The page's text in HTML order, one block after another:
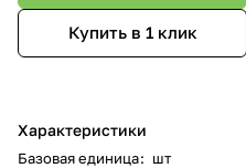
Купить в 1 клик
Характеристики
Базовая единица: шт